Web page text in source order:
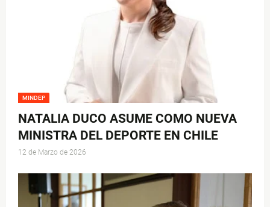
MINDEP
NATALIA DUCO ASUME COMO NUEVA
MINISTRA DEL DEPORTE EN CHILE
12 de Marzo de 2026